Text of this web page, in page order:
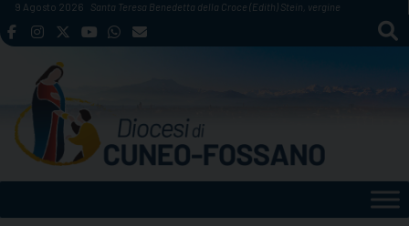
Skip
to
9 Agosto 2026 Santa Teresa Benedetta della Croce (Edith) Stein, vergine